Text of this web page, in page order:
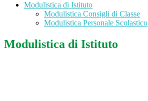
Modulistica di Istituto
Modulistica Consigli di Classe
Modulistica Personale Scolastico
Modulistica di Istituto